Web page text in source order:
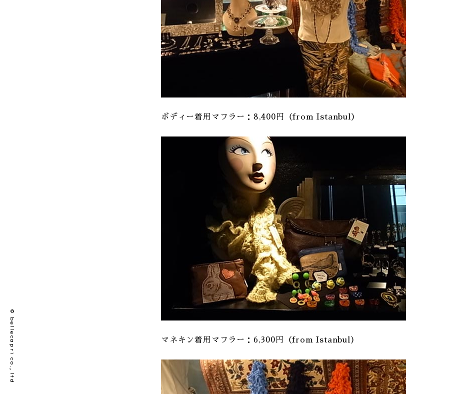
ボディー着用マフラー：8,400円（from Istanbul）
マネキン着用マフラー：6,300円（from Istanbul）
© bellecapri co., ltd